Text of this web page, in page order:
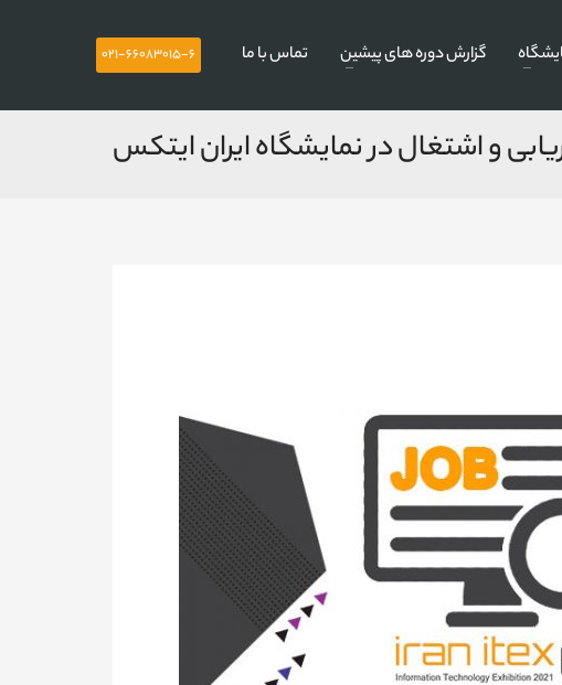
گزارش دوره های پیشین تماس با ما 021-66083015-6
و اشتغال در نمایشگاه ایران ایتکس